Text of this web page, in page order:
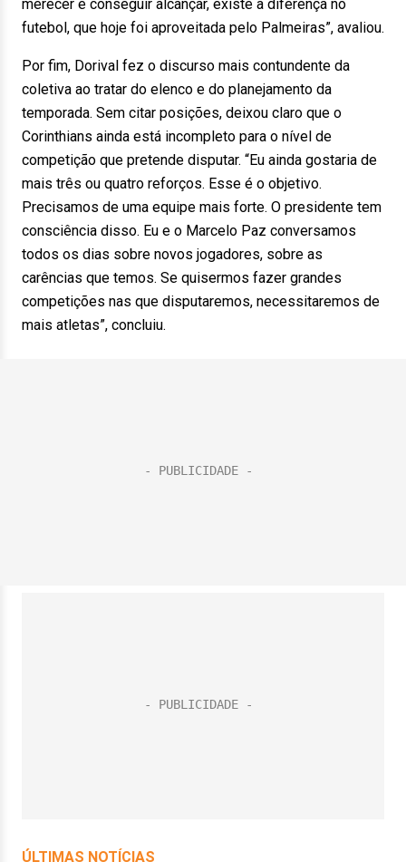
merecer e conseguir alcançar, existe a diferença no
futebol, que hoje foi aproveitada pelo Palmeiras”, avaliou.
Por fim, Dorival fez o discurso mais contundente da
coletiva ao tratar do elenco e do planejamento da
temporada. Sem citar posições, deixou claro que o
Corinthians ainda está incompleto para o nível de
competição que pretende disputar. “Eu ainda gostaria de
mais três ou quatro reforços. Esse é o objetivo.
Precisamos de uma equipe mais forte. O presidente tem
consciência disso. Eu e o Marcelo Paz conversamos
todos os dias sobre novos jogadores, sobre as
carências que temos. Se quisermos fazer grandes
competições nas que disputaremos, necessitaremos de
mais atletas”, concluiu.